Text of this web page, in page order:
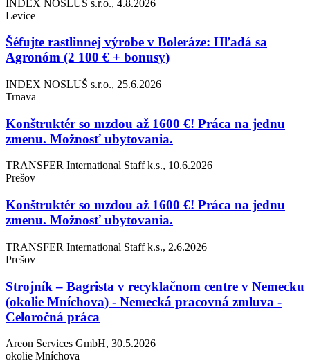
INDEX NOSLUŠ s.r.o., 4.8.2026
Levice
Šéfujte rastlinnej výrobe v Boleráze: Hľadá sa
Agronóm (2 100 € + bonusy)
INDEX NOSLUŠ s.r.o., 25.6.2026
Trnava
Konštruktér so mzdou až 1600 €! Práca na jednu
zmenu. Možnosť ubytovania.
TRANSFER International Staff k.s., 10.6.2026
Prešov
Konštruktér so mzdou až 1600 €! Práca na jednu
zmenu. Možnosť ubytovania.
TRANSFER International Staff k.s., 2.6.2026
Prešov
Strojník – Bagrista v recyklačnom centre v Nemecku
(okolie Mníchova) - Nemecká pracovná zmluva -
Celoročná práca
Areon Services GmbH, 30.5.2026
okolie Mníchova